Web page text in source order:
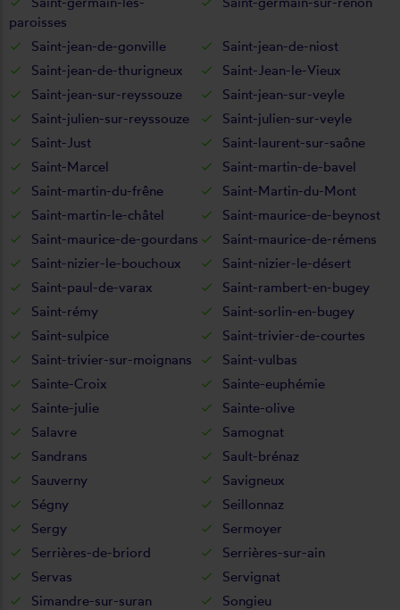
paroisses
Saint-jean-de-gonville
Saint-jean-de-niost
Saint-jean-de-thurigneux
Saint-Jean-le-Vieux
Saint-jean-sur-reyssouze
Saint-jean-sur-veyle
Saint-julien-sur-reyssouze
Saint-julien-sur-veyle
Saint-Just
Saint-laurent-sur-saône
Saint-Marcel
Saint-martin-de-bavel
Saint-martin-du-frêne
Saint-Martin-du-Mont
Saint-martin-le-châtel
Saint-maurice-de-beynost
Saint-maurice-de-gourdans
Saint-maurice-de-rémens
Saint-nizier-le-bouchoux
Saint-nizier-le-désert
Saint-paul-de-varax
Saint-rambert-en-bugey
Saint-rémy
Saint-sorlin-en-bugey
Saint-sulpice
Saint-trivier-de-courtes
Saint-trivier-sur-moignans
Saint-vulbas
Sainte-Croix
Sainte-euphémie
Sainte-julie
Sainte-olive
Salavre
Samognat
Sandrans
Sault-brénaz
Sauverny
Savigneux
Ségny
Seillonnaz
Sergy
Sermoyer
Serrières-de-briord
Serrières-sur-ain
Servas
Servignat
Simandre-sur-suran
Songieu